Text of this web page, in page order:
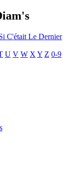
C'était Le Dernier
U V W X Y Z 0-9